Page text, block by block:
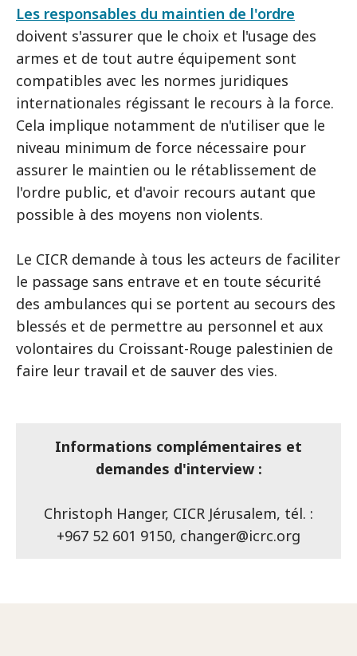
Les responsables du maintien de l'ordre
doivent s'assurer que le choix et l'usage des
armes et de tout autre équipement sont
compatibles avec les normes juridiques
internationales régissant le recours à la force.
Cela implique notamment de n'utiliser que le
niveau minimum de force nécessaire pour
assurer le maintien ou le rétablissement de
l'ordre public, et d'avoir recours autant que
possible à des moyens non violents.
Le CICR demande à tous les acteurs de faciliter
le passage sans entrave et en toute sécurité
des ambulances qui se portent au secours des
blessés et de permettre au personnel et aux
volontaires du Croissant-Rouge palestinien de
faire leur travail et de sauver des vies.
Informations complémentaires et
demandes d'interview :
Christoph Hanger, CICR Jérusalem, tél. :
+967 52 601 9150, changer@icrc.org